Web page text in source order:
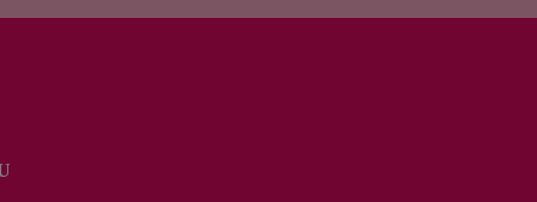
sur le
scolaire...
déshydraté au